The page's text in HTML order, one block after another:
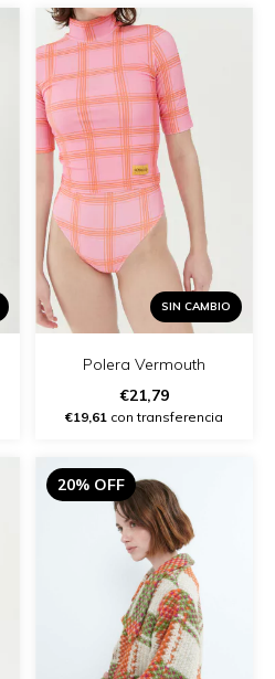
SIN CAMBIO
Polera Vermouth
€21,79
€19,61 con transferencia
20% OFF